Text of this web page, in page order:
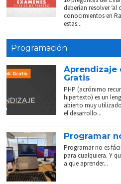
deberían resolver ‘al
conocimientos en
estas...
Programación
Aprendizaje
Gratis
PHP (acrónimo
hipertexto) es un
abierto muy
el desarrollo...
Programar
Programar no es
para cualquiera. Y
a que aprender...